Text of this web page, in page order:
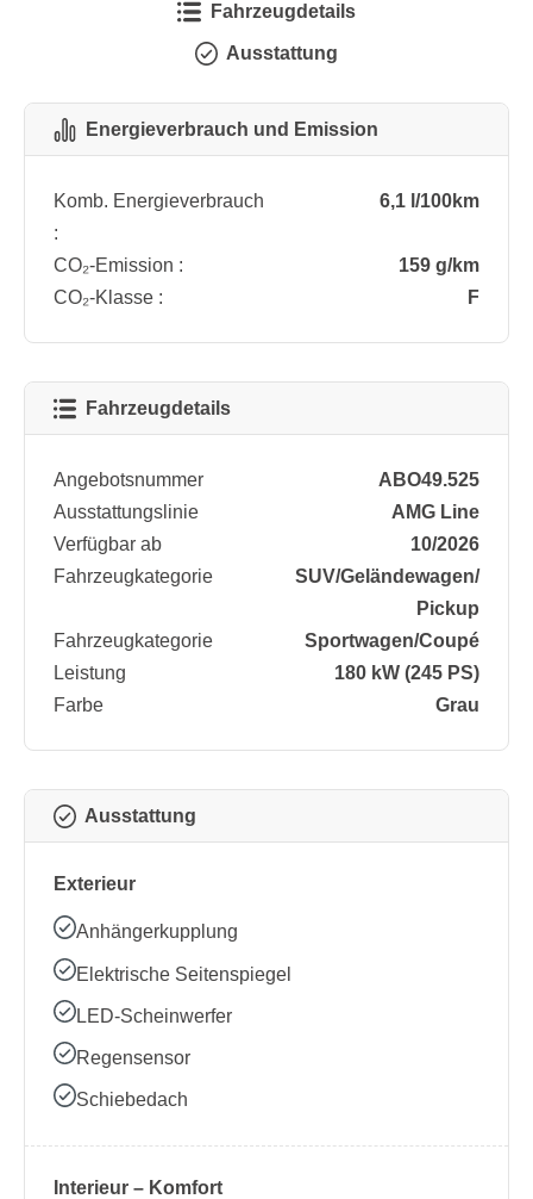
Fahrzeugdetails
Ausstattung
Energieverbrauch und Emission
Komb. Energieverbrauch
:
6,1 l/100km
CO₂-Emission :
159 g/km
CO₂-Klasse :
F
Fahrzeugdetails
Angebotsnummer
ABO49.525
Ausstattungslinie
AMG Line
Verfügbar ab
10/2026
Fahrzeugkategorie
SUV/​Geländewagen/​
Pickup
Fahrzeugkategorie
Sportwagen/​Coupé
Leistung
180 kW (245 PS)
Farbe
Grau
Ausstattung
Exterieur
Anhängerkupplung
Elektrische Seitenspiegel
LED-Scheinwerfer
Regensensor
Schiebedach
Interieur – Komfort